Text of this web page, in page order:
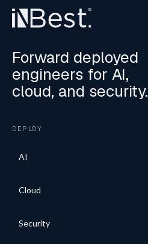
Forward deployed
engineers for AI,
cloud, and security.
DEPLOY
AI
Cloud
Security